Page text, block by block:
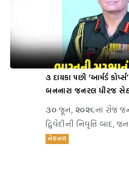
૩ દાયકા પછી ‘આર્મર્ડ
બનનારા જનરલ ધીરજ
૩૦ જૂન, ૨૦૨૬ના રોજ
દ્વિવેદીની નિવૃત્તિ બાદ,
નેશનલ